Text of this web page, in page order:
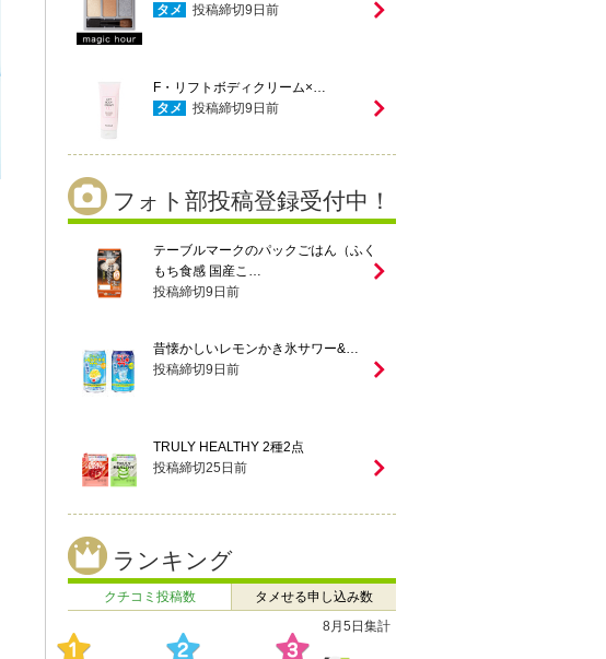
タメ
投稿締切9 日前
F・リフトボディクリーム×…
タメ
投稿締切9 日前
フォト部投稿登録受付中！
テーブルマークのパックごはん（ふく
もち食感 国産こ…
投稿締切9 日前
昔懐かしいレモンかき氷サワー&…
投稿締切9 日前
TRULY HEALTHY 2種2点
投稿締切25 日前
ランキング
クチコミ投稿数
タメせる申し込み数
8月5日集計